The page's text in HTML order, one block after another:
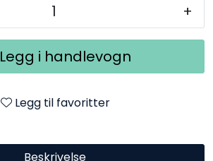
+
Legg i handlevogn
Legg til favoritter
Beskrivelse